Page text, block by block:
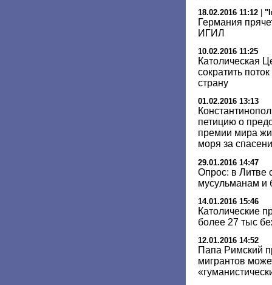
18.02.2016 11:12 |
Германия
ИГИЛ
10.02.2016 11:25
Католическая
сократить
страну
01.02.2016 13:13
петицию о
премии мира
моря за
29.01.2016 14:47
Опрос: в Литве
мусульманам и
14.01.2016 15:46
Католические
более 27 тыс
12.01.2016 14:52
Папа Римский
мигрантов